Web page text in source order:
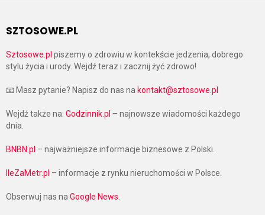
SZTOSOWE.PL
Sztosowe.pl piszemy o zdrowiu w kontekście jedzenia, dobrego
stylu życia i urody. Wejdź teraz i zacznij żyć zdrowo!
📧 Masz pytanie? Napisz do nas na kontakt@sztosowe.pl
Wejdź także na: Godzinnik.pl – najnowsze wiadomości każdego
dnia.
BNBN.pl – najważniejsze informacje biznesowe z Polski.
IleZaMetr.pl – informacje z rynku nieruchomości w Polsce.
Obserwuj nas naGoogle News.